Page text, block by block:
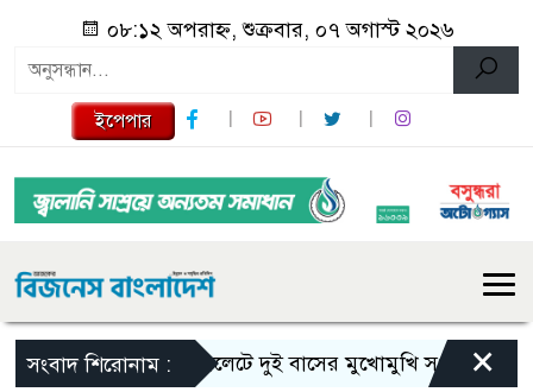
০৮:১২ অপরাহ্ন, শুক্রবার, ০৭ অগাস্ট ২০২৬
ইপেপার
সংবাদ শিরোনাম :সিলেটে দুই বাসের মুখোমুখি সংঘর্ষে নিহত
×